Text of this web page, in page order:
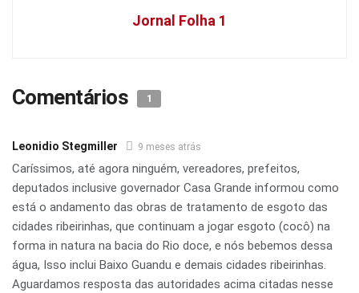
Jornal Folha 1
Comentários 1
Leonidio Stegmiller 9 meses atrás
Caríssimos, até agora ninguém, vereadores, prefeitos,
deputados inclusive governador Casa Grande informou como
está o andamento das obras de tratamento de esgoto das
cidades ribeirinhas, que continuam a jogar esgoto (cocô) na
forma in natura na bacia do Rio doce, e nós bebemos dessa
água, Isso inclui Baixo Guandu e demais cidades ribeirinhas.
Aguardamos resposta das autoridades acima citadas nesse